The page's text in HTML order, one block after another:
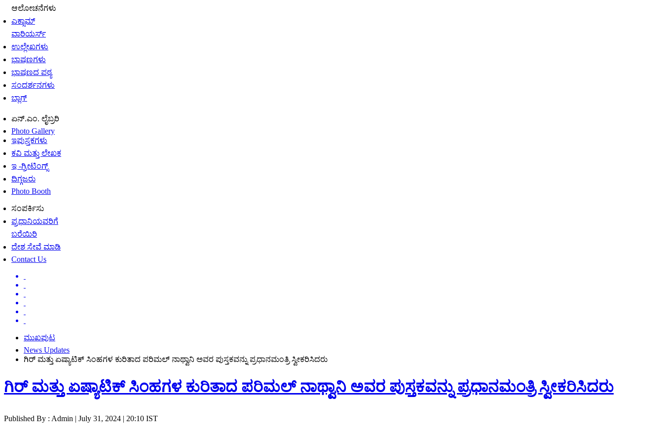
ಆಲೋಚನೆಗಳು
ಎಕ್ಸಾಮ್
ವಾರಿಯರ್ಸ್
ಉಲ್ಲೇಖಗಳು
ಭಾಷಣಗಳು
ಭಾಷಣದ ಪಠ್ಯ
ಸಂದರ್ಶನಗಳು
ಬ್ಲಾಗ್
ಏನ್.ಎಂ. ಲೈಬ್ರರಿ
Photo Gallery
ಇಪುಸ್ತಕಗಳು
ಕವಿ ಮತ್ತು ಲೇಖಕ
ಇ -ಗ್ರೀಟಿಂಗ್ಸ್
ದಿಗ್ಗಜರು
Photo Booth
ಸಂಪರ್ಕಿಸು
ಪ್ರಧಾನಿಯವರಿಗೆ
ಬರೆಯಿರಿ
ದೇಶ ಸೇವೆ ಮಾಡಿ
Contact Us
ಮುಖಪುಟ
News Updates
ಗಿರ್ ಮತ್ತು ಏಷ್ಯಾಟಿಕ್ ಸಿಂಹಗಳ ಕುರಿತಾದ ಪರಿಮಲ್ ನಾಥ್ವಾನಿ ಅವರ ಪುಸ್ತಕವನ್ನು ಪ್ರಧಾನಮಂತ್ರಿ ಸ್ವೀಕರಿಸಿದರು
ಗಿರ್ ಮತ್ತು ಏಷ್ಯಾಟಿಕ್ ಸಿಂಹಗಳ ಕುರಿತಾದ ಪರಿಮಲ್ ನಾಥ್ವಾನಿ ಅವರ ಪುಸ್ತಕವನ್ನು ಪ್ರಧಾನಮಂತ್ರಿ ಸ್ವೀಕರಿಸಿದರು
Published By : Admin | July 31, 2024 | 20:10 IST